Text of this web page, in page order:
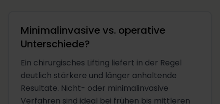
Minimalinvasive vs. operative
Unterschiede?
Ein chirurgisches Lifting liefert in der Regel
deutlich stärkere und länger anhaltende
Resultate. Nicht- oder minimalinvasive
Verfahren sind ideal bei frühen bis mittleren